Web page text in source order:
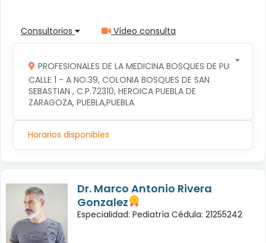
Consultorios Vídeo consulta
PROFESIONALES DE LA MEDICINA BOSQUES DE PUEBLA S
CALLE 1 - A NO.39, COLONIA BOSQUES DE SAN
SEBASTIAN , C.P.72310, HEROICA PUEBLA DE
ZARAGOZA, PUEBLA,PUEBLA
Horarios disponibles
Dr. Marco Antonio Rivera
Gonzalez
Especialidad: Pediatría Cédula: 21255242